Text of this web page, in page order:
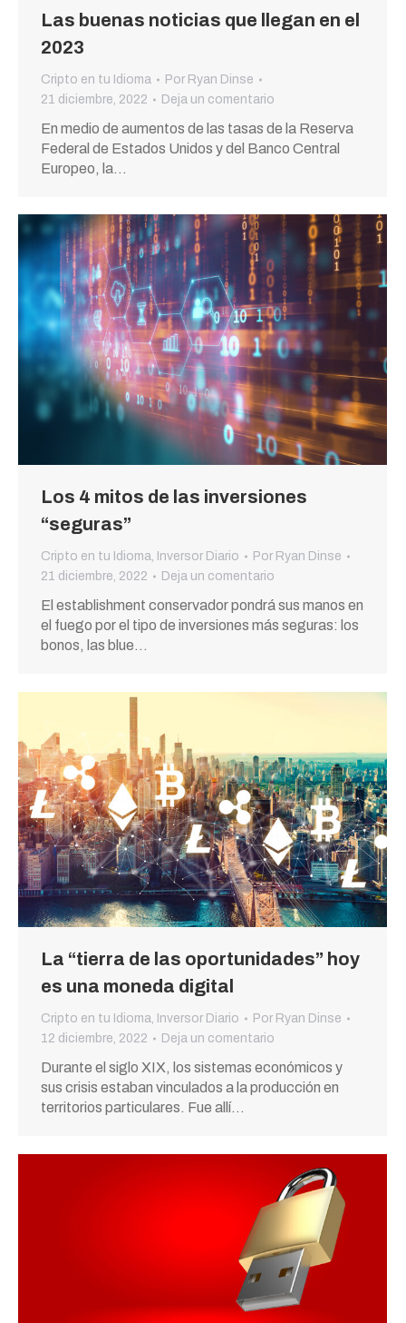
Las buenas noticias que llegan en el
2023
Cripto en tu Idioma Por Ryan Dinse
21 diciembre, 2022
Deja un comentario
En medio de aumentos de las tasas de la Reserva
Federal de Estados Unidos y del Banco Central
Europeo, la…
Los 4 mitos de las inversiones
“seguras”
Cripto en tu Idioma, Inversor Diario Por Ryan Dinse
21 diciembre, 2022
Deja un comentario
El establishment conservador pondrá sus manos en
el fuego por el tipo de inversiones más seguras: los
bonos, las blue…
La “tierra de las oportunidades” hoy
es una moneda digital
Cripto en tu Idioma Inversor Diario Por Ryan Dinse
12 diciembre, 2022
Deja un comentario
Durante el siglo XIX, los sistemas económicos y
sus crisis estaban vinculados a la producción en
territorios particulares. Fue allí…